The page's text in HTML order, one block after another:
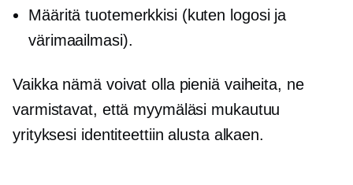
Määritä tuotemerkkisi (kuten logosi ja
värimaailmasi).
Vaikka nämä voivat olla pieniä vaiheita, ne
varmistavat, että myymäläsi mukautuu
yrityksesi identiteettiin alusta alkaen.